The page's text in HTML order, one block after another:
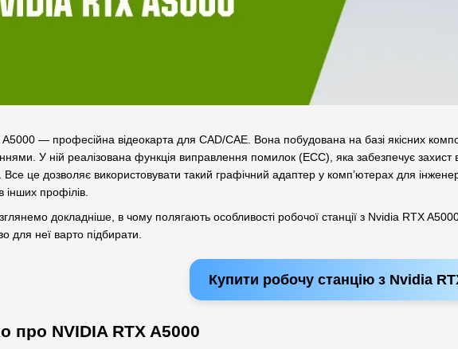
— професійна відеокарта для CAD/CAE. Вона побудована на базі якісних
У ній реалізована функція виправлення помилок (ECC), яка забезпечує захист
це дозволяє використовувати такий графічний адаптер у комп’ютерах для
інших профілів.
докладніше, в чому полягають особливості робочої станції з Nvidia RTX
для неї варто підбирати.
Купити робочу станцію з Nvidia
про NVIDIA RTX A5000